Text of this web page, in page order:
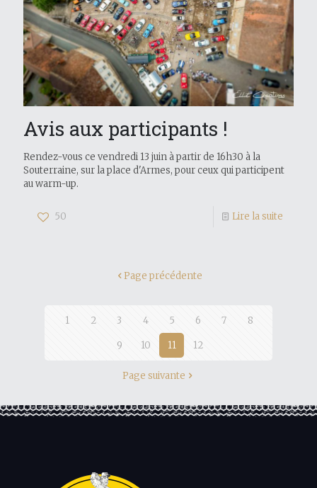
Avis aux participants !
Rendez-vous ce vendredi 13 juin à partir de 16h30 à la
Souterraine, sur la place d'Armes, pour ceux qui participent
au warm-up.
50 Lire la suite
Page précédente
1 2 3 4 5 6 7 8
9 10 11 12
Page suivante